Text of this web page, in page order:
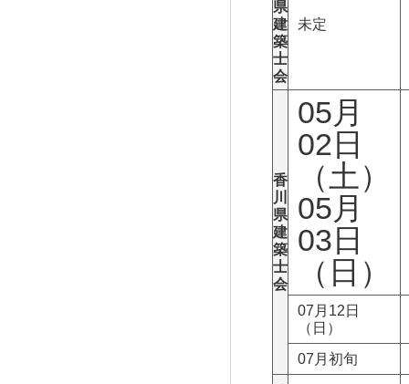
県
建
築
士
会
未定
香
川
県
建
築
士
会
05月
02日
（土）
05月
03日
（日）
07月12日
（日）
07月初旬